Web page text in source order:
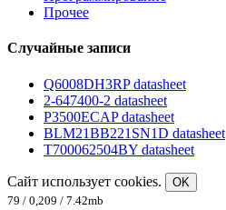
Прочее
Случайные записи
Q6008DH3RP datasheet
2-647400-2 datasheet
P3500ECAP datasheet
BLM21BB221SN1D datasheet
T700062504BY datasheet
Сайт использует cookies.
OK
79 / 0,209 / 7.42mb